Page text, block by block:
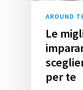
AROUND
Le
per te